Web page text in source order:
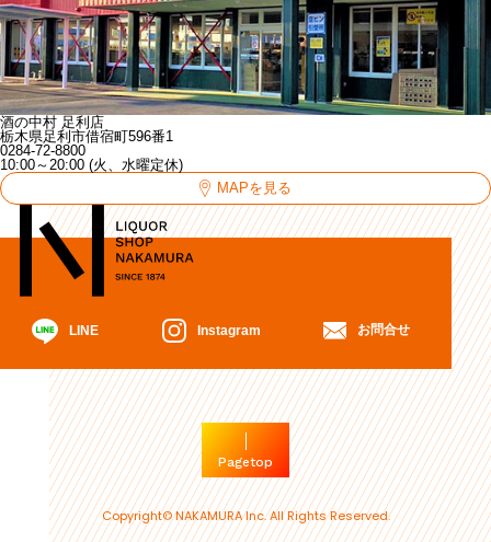
酒の中村 足利店
栃木県足利市借宿町596番1
0284-72-8800
10:00～20:00 (火、水曜定休)
MAPを見る
LINE Instagram お問合せ
Pagetop
Copyright© NAKAMURA Inc. All Rights Reserved.